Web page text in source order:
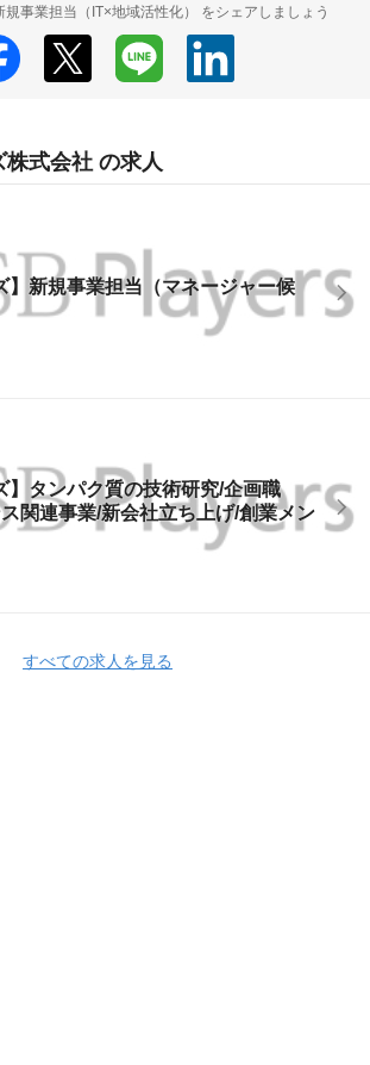
規事業担当（IT×地域活性化） をシェアしましょう
式会社 の求人
】新規事業担当（マネージャー候
】タンパク質の技術研究/企画職
ス関連事業/新会社立ち上げ/創業メン
すべての求人を見る